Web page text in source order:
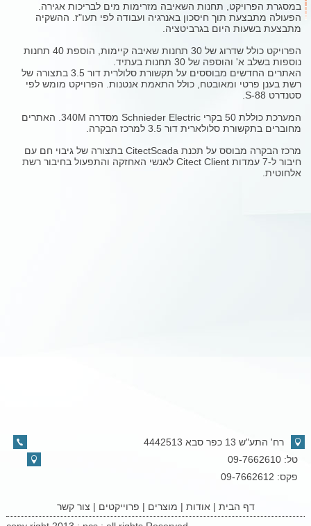
במסגרת הפרויקט, תחנות השאיבה מזרימות מים לבריכות אגירה.
הפעולה מתבצעת תוך חיסכון באנרגיה ועבודה לפי תעו"ז. ההשקיה
מתבצעת בשעות היום בגרביטציה.
הפרויקט כולל שדרוג של 30 תחנות שאיבה קיימות, הוספת 40 תחנות
נוספות בשלב א' והוספה של 30 תחנות בעתיד.
האתרים החדשים מבוססים על תקשורת סלולרית דור 3.5 בתצורה של
רשת בענן פרטי ומאובטח, כולל התאמת אנטנות. הפרויקט מומש לפי
סטנדרט S-88.
המערכת כוללת 50 בקרי Schnieder Electric מסדרה 340M. האתרים
מחוברים בתקשורת סלולארית דור 3.5 למרכז הבקרה.
מרכז הבקרה מבוסס על תכנת CitectScada בתצורה של גיבוי חם עם
חיבור ל-7 עמדות Citect Client לאנשי האחזקה והתפעול בחיבור רשת
אלחוטית.
רח' התע"ש 13 כפר סבא 4442513
טל: 09-7662610
פקס: 09-7662612
דף הבית |אודות | מוצרים | פרוייקטים | צור קשר